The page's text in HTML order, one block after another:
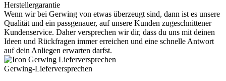
Herstellergarantie
Wenn wir bei Gerwing von etwas überzeugt sind, dann ist es unsere
Qualität und ein passgenauer, auf unsere Kunden zugeschnittener
Kundenservice. Daher versprechen wir dir, dass du uns mit deinen
Ideen und Rückfragen immer erreichen und eine schnelle Antwort
auf dein Anliegen erwarten darfst.
Gerwing-Lieferversprechen